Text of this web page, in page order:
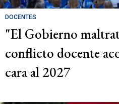
DOCENTES
"El Gobierno
conflicto docente
cara al 2027